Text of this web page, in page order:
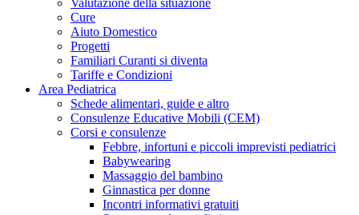
Valutazione della situazione
Cure
Aiuto Domestico
Progetti
Familiari Curanti si diventa
Tariffe e Condizioni
Area Pediatrica
Schede alimentari, guide e altro
Consulenze Educative Mobili (CEM)
Corsi e consulenze
Febbre, infortuni e piccoli imprevisti pediatrici
Babywearing
Massaggio del bambino
Ginnastica per donne
Incontri informativi gratuiti